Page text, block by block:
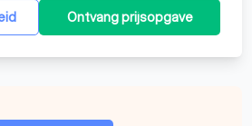
Ontvang prijsopgave